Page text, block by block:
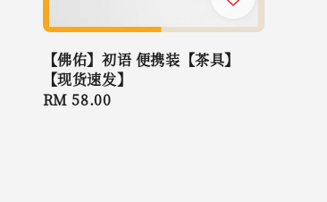
【佛佑】初语 便携装【茶具】
【现货速发】
Regular
RM 58.00